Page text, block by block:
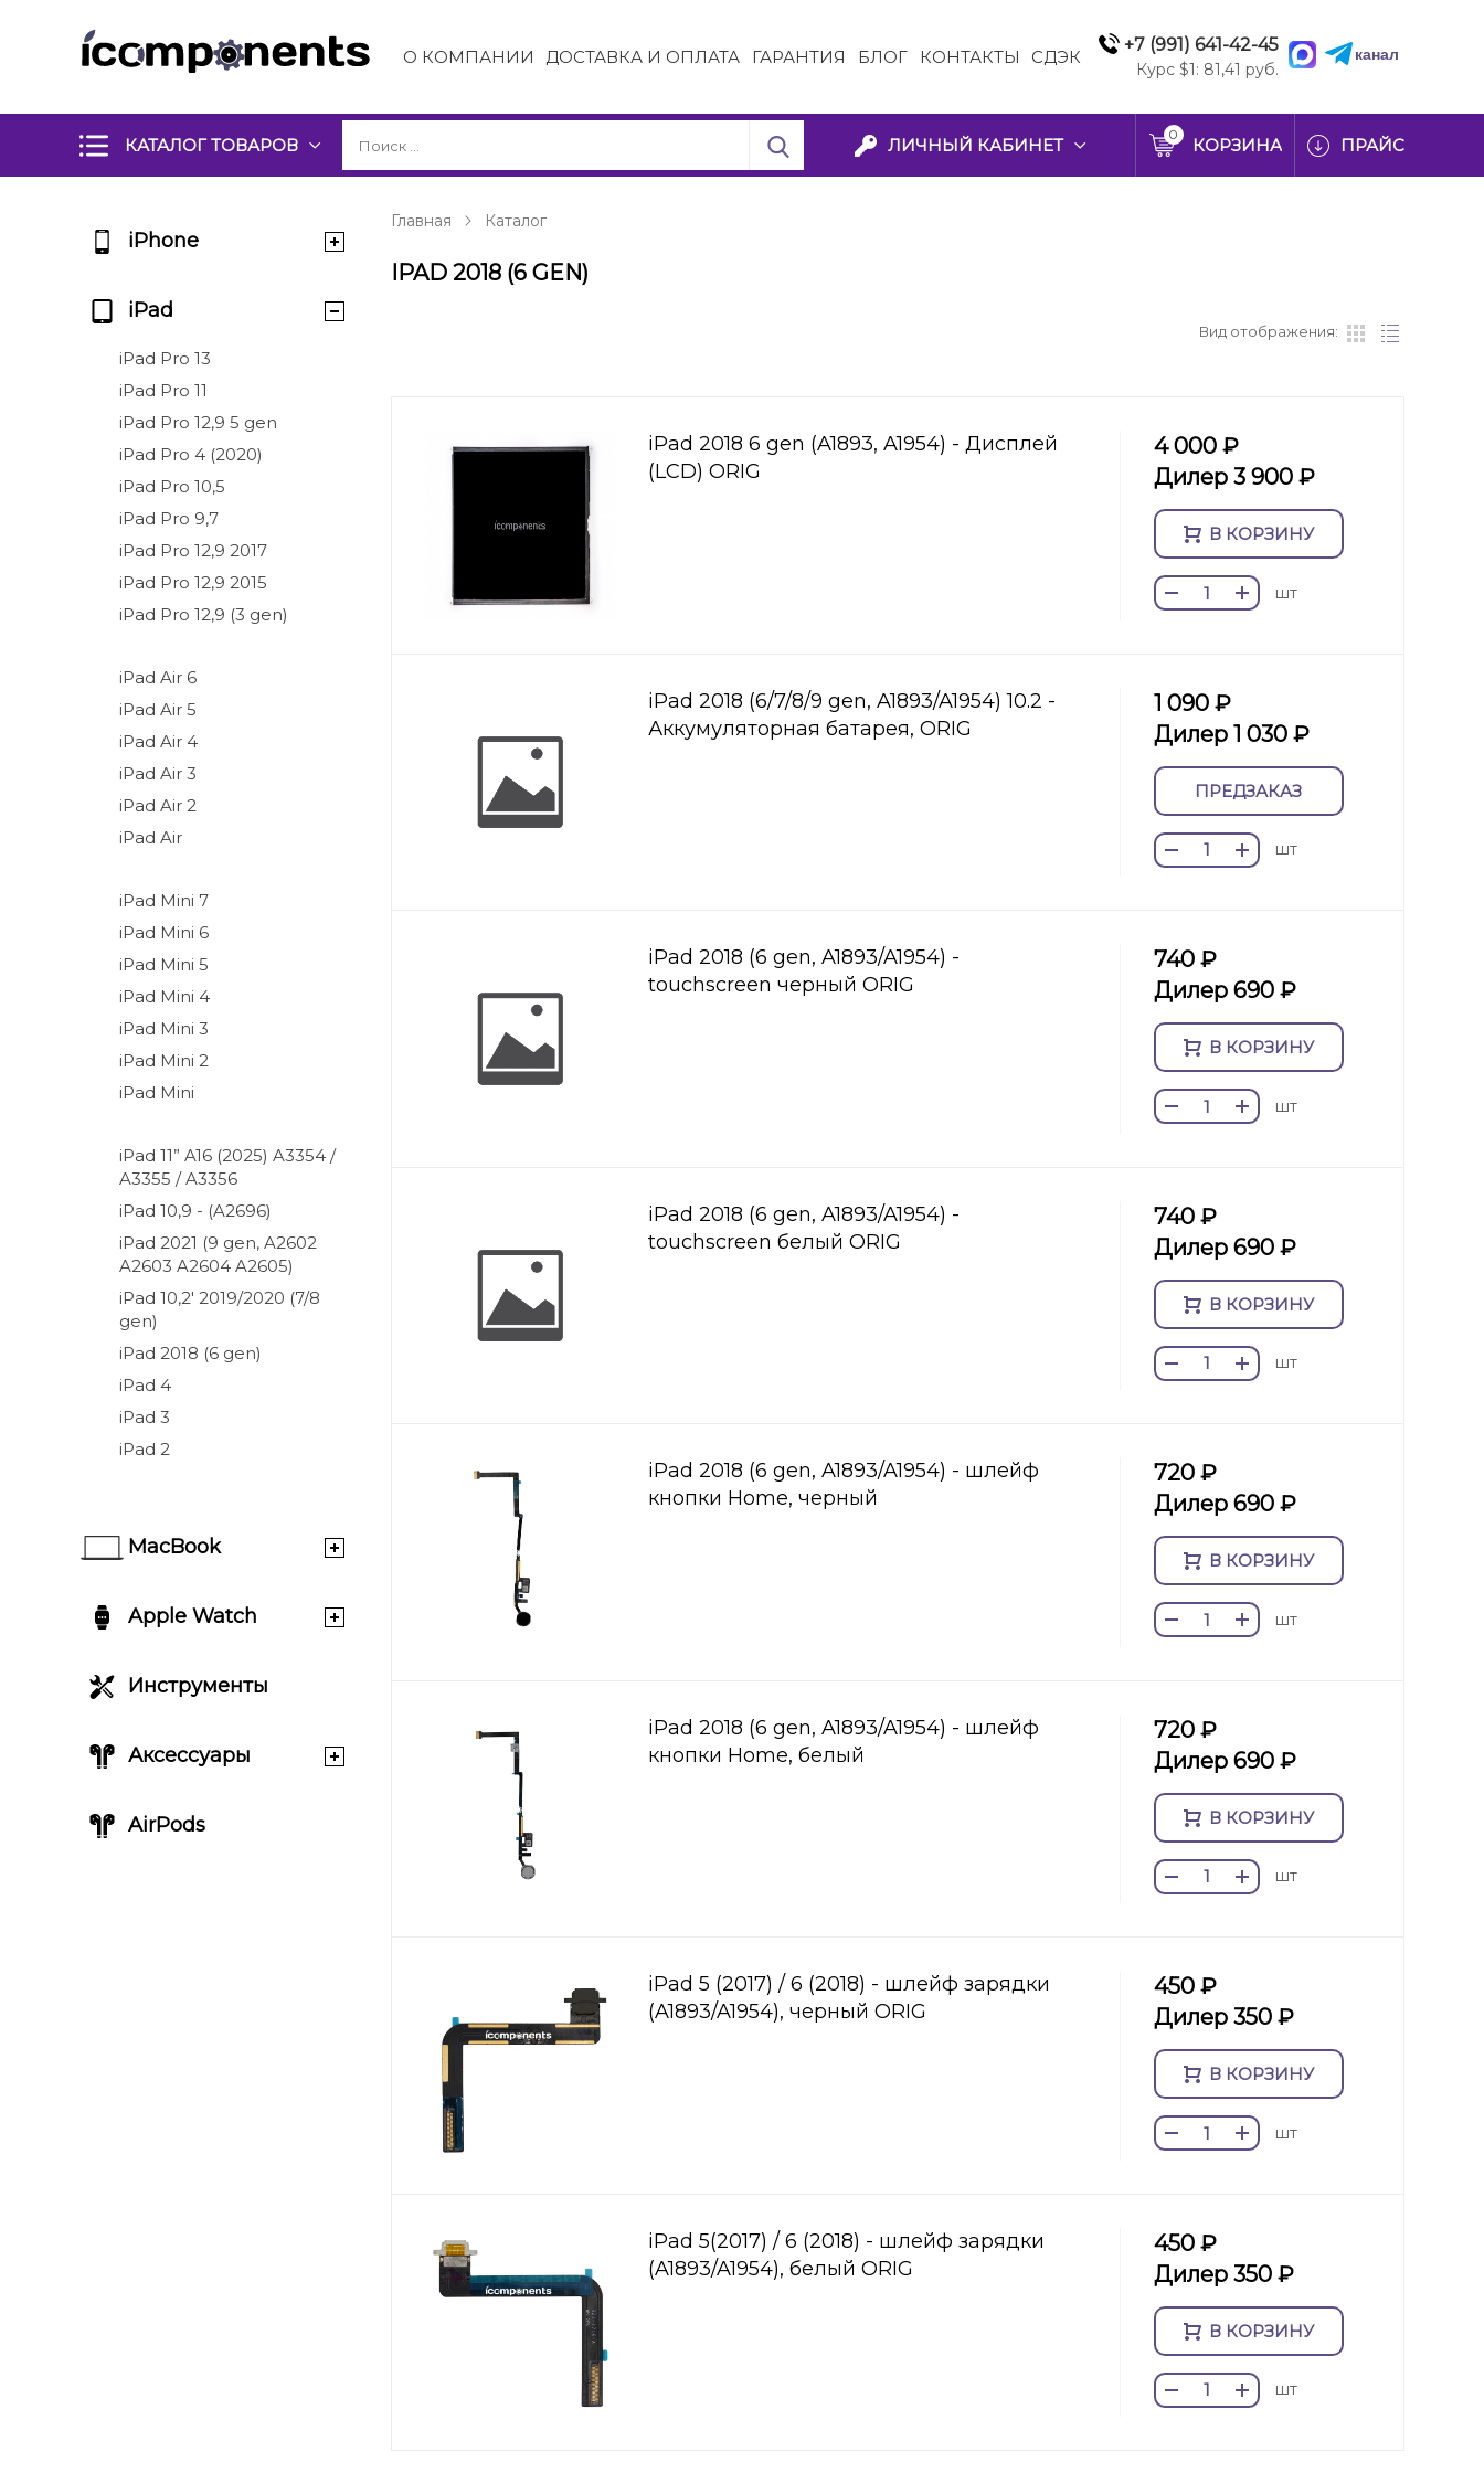
О КОМПАНИИ ДОСТАВКА И ОПЛАТА ГАРАНТИЯ БЛОГ КОНТАКТЫ СДЭК
+7 (991) 641-42-45
Курс $1: 81,41 руб.
канал
КАТАЛОГ ТОВАРОВ ЛИЧНЫЙ КАБИНЕТ
0
КОРЗИНА ПРАЙС
iPhone
iPad
iPad Pro 13
iPad Pro 11
iPad Pro 12,9 5 gen
iPad Pro 4 (2020)
iPad Pro 10,5
iPad Pro 9,7
iPad Pro 12,9 2017
iPad Pro 12,9 2015
iPad Pro 12,9 (3 gen)
iPad Air 6
iPad Air 5
iPad Air 4
iPad Air 3
iPad Air 2
iPad Air
iPad Mini 7
iPad Mini 6
iPad Mini 5
iPad Mini 4
iPad Mini 3
iPad Mini 2
iPad Mini
iPad 11” A16 (2025) A3354 /
A3355 / A3356
iPad 10,9 - (A2696)
iPad 2021 (9 gen, A2602
A2603 A2604 A2605)
iPad 10,2' 2019/2020 (7/8
gen)
iPad 2018 (6 gen)
iPad 4
iPad 3
iPad 2
MacBook
Apple Watch
Инструменты
Аксессуары
AirPods
Главная Каталог
IPAD 2018 (6 GEN)
Вид отображения:
iPad 2018 6 gen (A1893, A1954) - Дисплей
(LCD) ORIG
4 000 ₽
Дилер 3 900 ₽
В КОРЗИНУ
шт
iPad 2018 (6/7/8/9 gen, A1893/A1954) 10.2 -
Аккумуляторная батарея, ORIG
1 090 ₽
Дилер 1 030 ₽
ПРЕДЗАКАЗ
шт
iPad 2018 (6 gen, A1893/A1954) -
touchscreen черный ORIG
740 ₽
Дилер 690 ₽
В КОРЗИНУ
шт
iPad 2018 (6 gen, A1893/A1954) -
touchscreen белый ORIG
740 ₽
Дилер 690 ₽
В КОРЗИНУ
шт
iPad 2018 (6 gen, A1893/A1954) - шлейф
кнопки Home, черный
720 ₽
Дилер 690 ₽
В КОРЗИНУ
шт
iPad 2018 (6 gen, A1893/A1954) - шлейф
кнопки Home, белый
720 ₽
Дилер 690 ₽
В КОРЗИНУ
шт
iPad 5 (2017) / 6 (2018) - шлейф зарядки
(A1893/A1954), черный ORIG
450 ₽
Дилер 350 ₽
В КОРЗИНУ
шт
iPad 5(2017) / 6 (2018) - шлейф зарядки
(A1893/A1954), белый ORIG
450 ₽
Дилер 350 ₽
В КОРЗИНУ
шт